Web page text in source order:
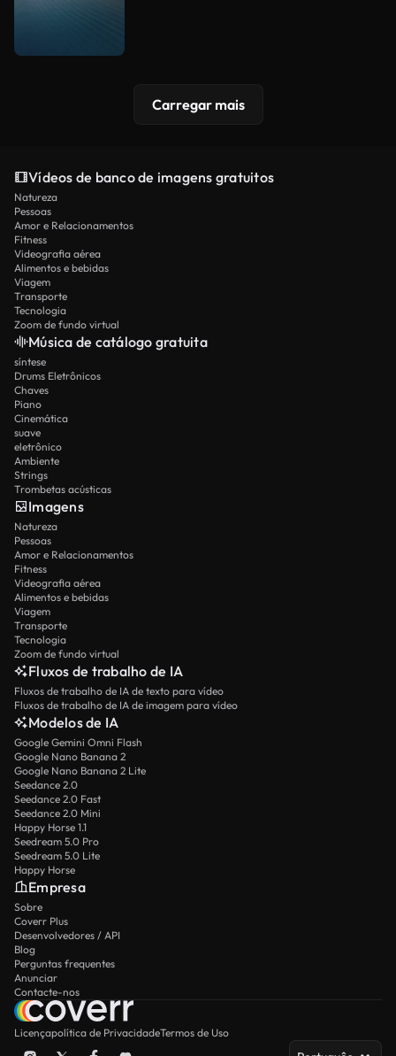
Carregar mais
Vídeos de banco de imagens gratuitos
Natureza
Pessoas
Amor e Relacionamentos
Fitness
Videografia aérea
Alimentos e bebidas
Viagem
Transporte
Tecnologia
Zoom de fundo virtual
Música de catálogo gratuita
síntese
Drums Eletrônicos
Chaves
Piano
Cinemática
suave
eletrônico
Ambiente
Strings
Trombetas acústicas
Imagens
Natureza
Pessoas
Amor e Relacionamentos
Fitness
Videografia aérea
Alimentos e bebidas
Viagem
Transporte
Tecnologia
Zoom de fundo virtual
Fluxos de trabalho de IA
Fluxos de trabalho de IA de texto para vídeo
Fluxos de trabalho de IA de imagem para vídeo
Modelos de IA
Google Gemini Omni Flash
Google Nano Banana 2
Google Nano Banana 2 Lite
Seedance 2.0
Seedance 2.0 Fast
Seedance 2.0 Mini
Happy Horse 1.1
Seedream 5.0 Pro
Seedream 5.0 Lite
Happy Horse
Empresa
Sobre
Coverr Plus
Desenvolvedores / API
Blog
Perguntas frequentes
Anunciar
Contacte-nos
Licençapolítica de PrivacidadeTermos de Uso